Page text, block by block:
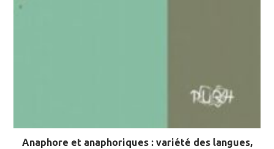
Anaphore et anaphoriques : variété des langues,